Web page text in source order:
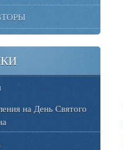
на День Святого